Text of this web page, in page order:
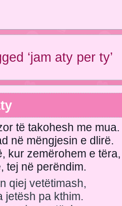
‘jam aty per ty’
të takohesh me mua.
në mëngjesin e dlirë.
kur zemërohem e tëra,
tej në perëndim.
qiej vetëtimash,
jetësh pa kthim.